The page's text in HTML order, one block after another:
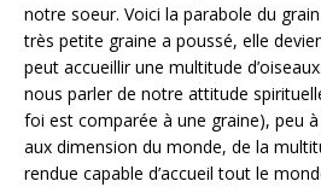
notre soeur. Voici la parabole du
très petite graine a poussé, elle
peut accueillir une multitude
nous parler de notre attitude
foi est comparée à une graine), peu
aux dimension du monde, de la
rendue capable d’accueil tout le